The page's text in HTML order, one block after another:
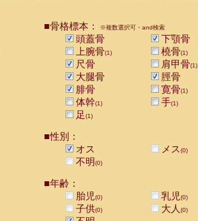
■骨格標本： ※複数選択可・and検索
頭蓋骨
下顎骨
上腕骨(1) 橈骨(1)
尺骨 肩甲骨(1)
大腿骨
脛骨
腓骨
寛骨(1)
体幹(1) 手(1)
足(1)
■性別：
オス
メス(0)
不明(0)
■年齢：
胎児(0) 乳児(0)
子供(0) 大人 (0)